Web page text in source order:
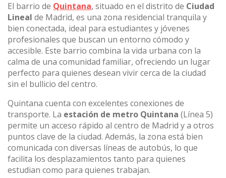
El barrio de Quintana, situado en el distrito de Ciudad
Lineal de Madrid, es una zona residencial tranquila y
bien conectada, ideal para estudiantes y jóvenes
profesionales que buscan un entorno cómodo y
accesible. Este barrio combina la vida urbana con la
calma de una comunidad familiar, ofreciendo un lugar
perfecto para quienes desean vivir cerca de la ciudad
sin el bullicio del centro.
Quintana cuenta con excelentes conexiones de
transporte. La estación de metro Quintana (Línea 5)
permite un acceso rápido al centro de Madrid y a otros
puntos clave de la ciudad. Además, la zona está bien
comunicada con diversas líneas de autobús, lo que
facilita los desplazamientos tanto para quienes
estudian como para quienes trabajan.